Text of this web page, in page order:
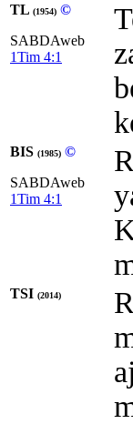
TL (1954) ©
SABDAweb
1Tim 4:1
BIS (1985) ©
SABDAweb
1Tim 4:1
TSI (2014)